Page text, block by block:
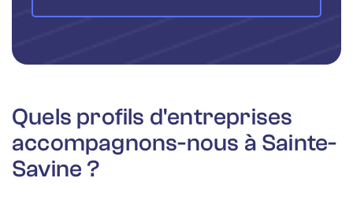
Quels profils d'entreprises
accompagnons-nous à Sainte-
Savine ?